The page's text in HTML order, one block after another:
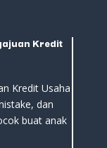
Kredit
Kredit Usaha
dan
buat anak